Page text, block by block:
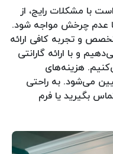
با مشکلات رایج، از
عدم چرخش مواجه شود.
و تجربه کافی ارائه
و با ارائه گارانتی
می‌کنیم. هزینه‌های
می‌شود. به راحتی
بگیرید یا فرم